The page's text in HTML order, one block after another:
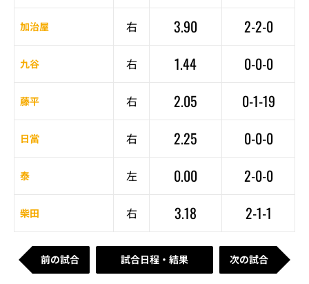
加治屋 右 3.90 2-2-0
九谷 右 1.44 0-0-0
藤平 右 2.05 0-1-19
日當 右 2.25 0-0-0
泰 左 0.00 2-0-0
柴田 右 3.18 2-1-1
前の試合 試合日程・結果 次の試合